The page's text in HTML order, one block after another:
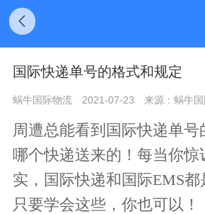
国际快递单号的格式和规定
蜗牛国际物流 2021-07-23 来源：蜗牛
周遭总能看到国际快递单号
哪个快递送来的！每当你惊
实，国际快递和国际EMS都
只要学会这些，你也可以！